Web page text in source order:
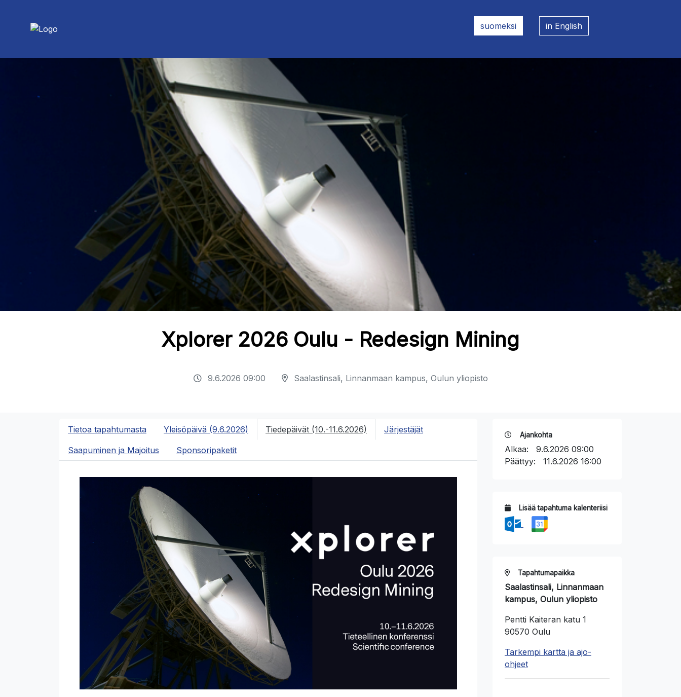
suomeksi in English
Xplorer 2026 Oulu - Redesign Mining
9.6.2026 09:00 Saalastinsali, Linnanmaan kampus, Oulun yliopisto
Tietoa tapahtumasta Yleisöpäivä (9.6.2026) Tiedepäivät (10.-11.6.2026) Järjestäjät
Saapuminen ja Majoitus Sponsoripaketit
Ajankohta
Alkaa: 9.6.2026 09:00
Päättyy: 11.6.2026 16:00
Lisää tapahtuma kalenteriisi
Tapahtumapaikka
Saalastinsali, Linnanmaan
kampus, Oulun yliopisto
Pentti Kaiteran katu 1
90570 Oulu
Tarkempi kartta ja ajo-
ohjeet